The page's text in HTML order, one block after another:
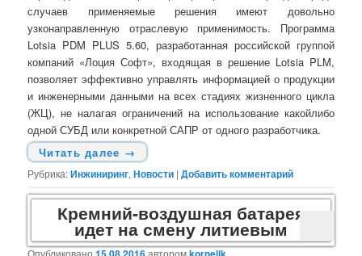
случаев применяемые решения имеют довольно
узконаправленную отраслевую применимость. Программа
Lotsia PDM PLUS 5.60, разработанная российской группой
компаний «Лоция Софт», входящая в решение Lotsia PLM,
позволяет эффективно управлять информацией о продукции
и инженерными данными на всех стадиях жизненного цикла
(ЖЦ), не налагая ограничений на использование какой­либо
одной СУБД или конкретной САПР от одного разработчика.
Читать далее →
Рубрика:Инжиниринг,Новости |Добавить комментарий
Кремний-воздушная батарея
идет на смену литиевым
Опубликовано автором